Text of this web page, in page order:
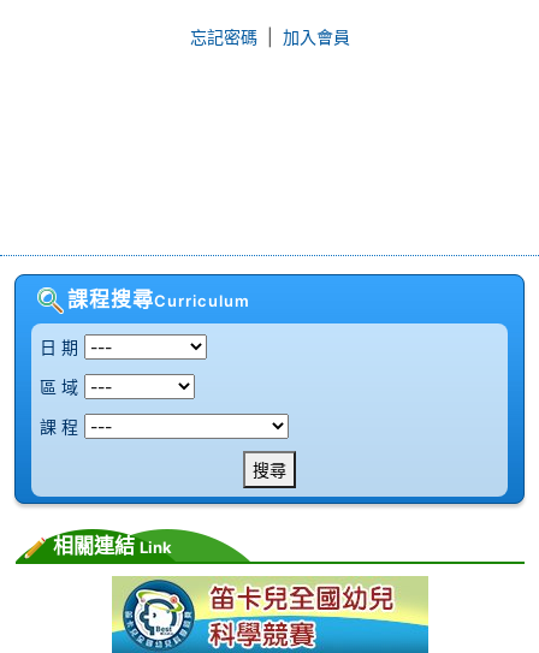
忘記密碼| 加入會員
課程搜尋Curriculum
日 期
區 域
課 程
搜尋
相關連結Link